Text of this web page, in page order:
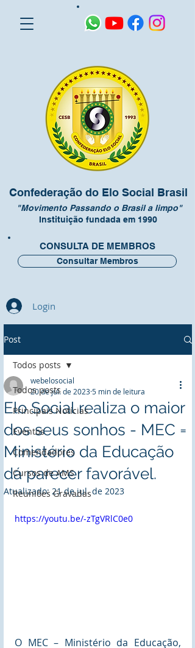
Confederação do Elo Social Brasil
"Movimento Passando o Brasil a limpo"
Instituição fundada em 1990
CONSULTA DE MEMBROS
Consultar Membros
Login
Post
Todos posts
Principais Notícias
Eventos
Comendadores
Cursos de AMS
Reuniões Gravadas
Todos posts
Elo Social realiza o maior
dos seus sonhos - MEC =
Ministério da Educação
dá parecer favorável.
webelosocial
20 de jul. de 20235 min de leitura
Atualizado:21 de jul. de 2023
https://youtu.be/-zTgVRlC0e0
O MEC – Ministério da Educação,